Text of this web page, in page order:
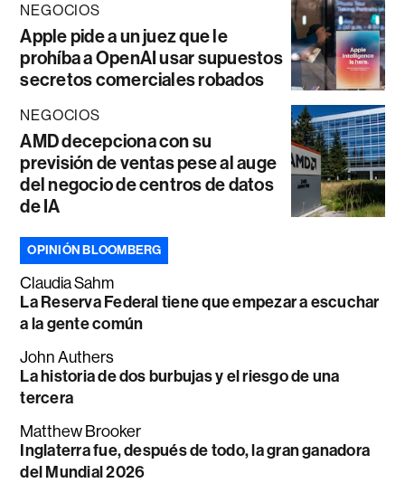
NEGOCIOS
Apple pide a un juez que le
prohíba a OpenAI usar supuestos
secretos comerciales robados
NEGOCIOS
AMD decepciona con su
previsión de ventas pese al auge
del negocio de centros de datos
de IA
OPINIÓN BLOOMBERG
Claudia Sahm
La Reserva Federal tiene que empezar a escuchar
a la gente común
John Authers
La historia de dos burbujas y el riesgo de una
tercera
Matthew Brooker
Inglaterra fue, después de todo, la gran ganadora
del Mundial 2026